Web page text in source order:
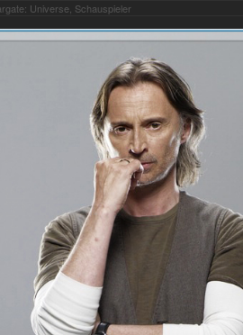
Universe, Schauspieler